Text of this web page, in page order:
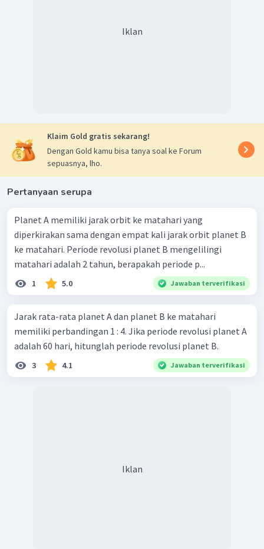
Iklan
Klaim Gold gratis sekarang!
Dengan Gold kamu bisa tanya soal ke Forum
sepuasnya, lho.
Pertanyaan serupa
Planet A memiliki jarak orbit ke matahari yang
diperkirakan sama dengan empat kali jarak orbit planet B
ke matahari. Periode revolusi planet B mengelilingi
matahari adalah 2 tahun, berapakah periode p...
1 5.0 Jawaban terverifikasi
Jarak rata-rata planet A dan planet B ke matahari
memiliki perbandingan 1 : 4. Jika periode revolusi planet A
adalah 60 hari, hitunglah periode revolusi planet B.
3 4.1 Jawaban terverifikasi
Iklan